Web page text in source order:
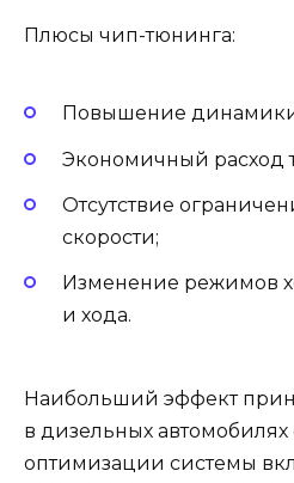
Плюсы чип-тюнинга:
Повышение
Экономичный расход
Отсутствие
скорости;
Изменение режимов
и хода.
Наибольший эффект
в дизельных автомобилях
оптимизации системы